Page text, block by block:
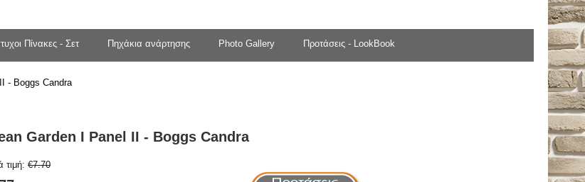
Πίνακες - Σετ Πηχάκια ανάρτησης Photo Gallery Προτάσεις - LookBook
- Boggs Candra
Garden I Panel II - Boggs Candra
τιμή: €7.70